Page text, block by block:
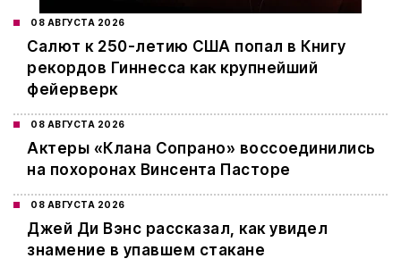
08 АВГУСТА 2026
Салют к 250-летию США попал в Книгу
рекордов Гиннесса как крупнейший
фейерверк
08 АВГУСТА 2026
Актеры «Клана Сопрано» воссоединились
на похоронах Винсента Пасторе
08 АВГУСТА 2026
Джей Ди Вэнс рассказал, как увидел
знамение в упавшем стакане